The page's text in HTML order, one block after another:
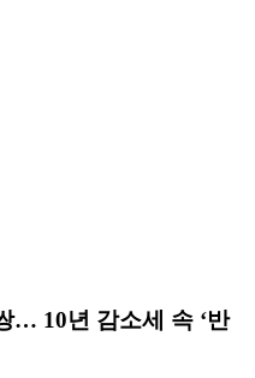
… 10년 감소세 속 ‘반